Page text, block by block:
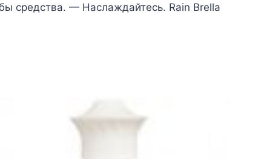
средства. — Наслаждайтесь. Rain Brella